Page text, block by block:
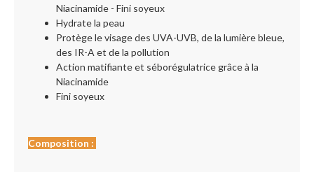
Niacinamide - Fini soyeux
Hydrate la peau
Protège le visage des UVA-UVB, de la lumière bleue,
des IR-A et de la pollution
Action matifiante et séborégulatrice grâce à la
Niacinamide
Fini soyeux
Composition :